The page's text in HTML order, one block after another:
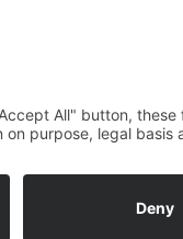
click the "Accept
Detailed